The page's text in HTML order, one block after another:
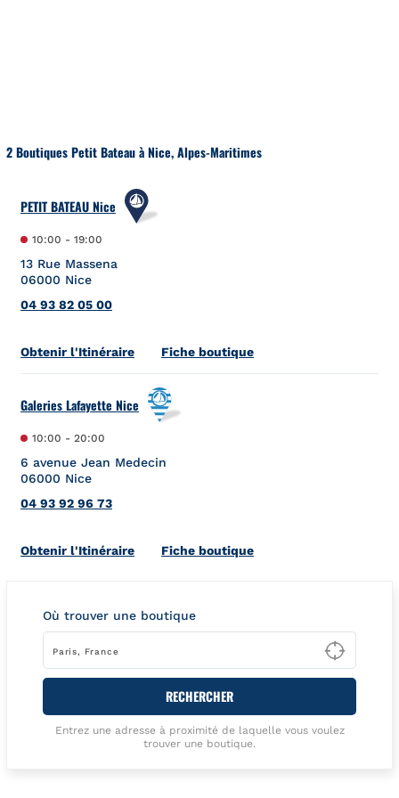
2 Boutiques Petit Bateau à Nice, Alpes-Maritimes
PETIT BATEAU Nice
10:00 - 19:00
13 Rue Massena
06000 Nice
04 93 82 05 00
Obtenir l'ItinéraireLink Opens in New Tab
Fiche boutique
Galeries Lafayette Nice
10:00 - 20:00
6 avenue Jean Medecin
06000 Nice
04 93 92 96 73
Obtenir l'ItinéraireLink Opens in New Tab
Fiche boutique
Où trouver une boutique
Type
RECHERCHER
Entrez une adresse à proximité de laquelle vous voulez
trouver une boutique.